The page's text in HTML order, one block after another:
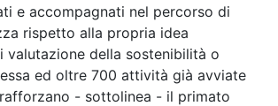
e accompagnati nel percorso di
rispetto alla propria idea
valutazione della sostenibilità o
ed oltre 700 attività già avviate
- sottolinea - il primato